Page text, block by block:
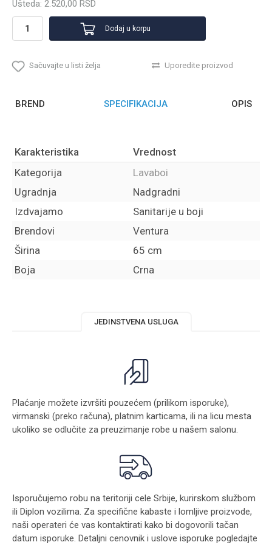
Ušteda: 2.520,00 RSD
Dodaj u korpu
Sačuvajte u listi želja Uporedite proizvod
BREND SPECIFIKACIJA OPIS
Karakteristika
Vrednost
Kategorija
Lavaboi
Ugradnja
Nadgradni
Izdvajamo
Sanitarije u boji
Brendovi
Ventura
Širina
65 cm
Boja
Crna
JEDINSTVENA USLUGA
Plaćanje možete izvršiti pouzećem (prilikom isporuke),
virmanski (preko računa), platnim karticama, ili na licu mesta
ukoliko se odlučite za preuzimanje robe u našem salonu.
Isporučujemo robu na teritoriji cele Srbije, kurirskom službom
ili Diplon vozilima. Za specifične kabaste i lomljive proizvode,
naši operateri će vas kontaktirati kako bi dogovorili tačan
datum isporuke. Detaljni cenovnik i uslove isporuke pogledajte